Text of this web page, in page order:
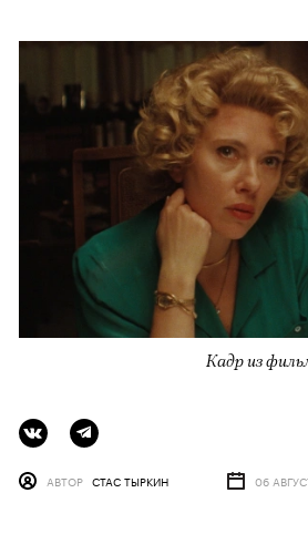
Кадр из
АВТОР СТАС ТЫРКИН 06